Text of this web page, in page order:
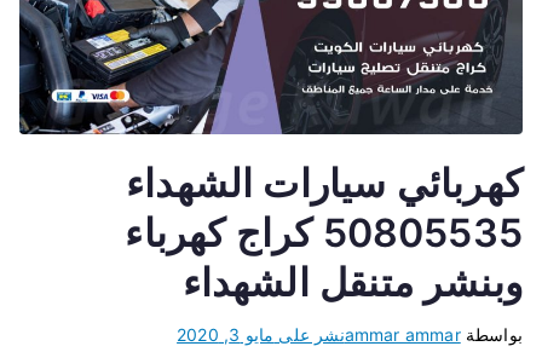
كهربائي سيارات الشهداء
50805535 كراج كهرباء
وبنشر متنقل الشهداء
بواسطةammar ammarنشر على مايو 3, 2020